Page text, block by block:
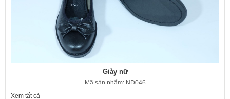
Giày nữ
Mã sản phẩm: ND046
Xem tất cả